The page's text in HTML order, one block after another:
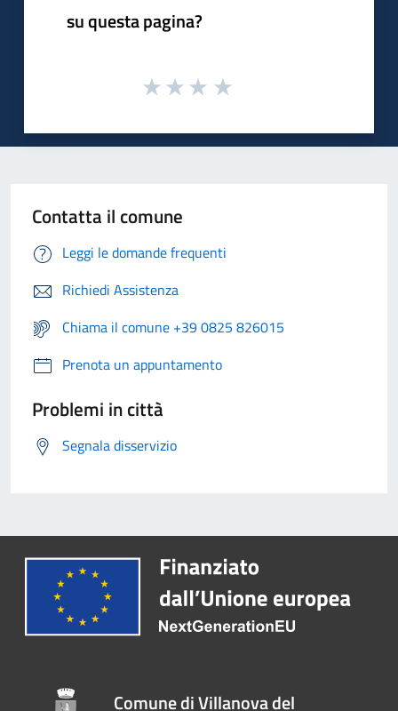
su questa pagina?
Contatta il comune
Leggi le domande frequenti
Richiedi Assistenza
Chiama il comune +39 0825 826015
Prenota un appuntamento
Problemi in città
Segnala disservizio
Comune di Villanova del